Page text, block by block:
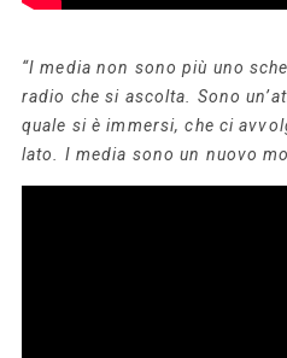
“I media non sono più uno
radio che si ascolta. Sono
quale si è immersi, che ci
lato. I media sono un nuovo